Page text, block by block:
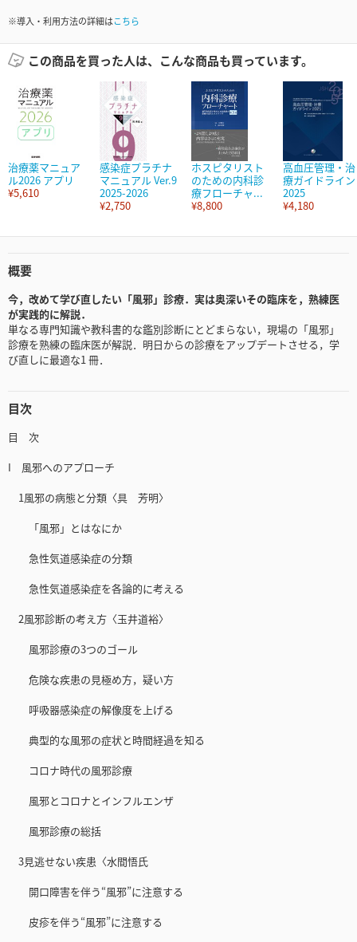
※導入・利用方法の詳細はこちら
この商品を買った人は、こんな商品も買っています。
治療薬マニュア
ル2026 アプリ
¥5,610
感染症プラチナ
マニュアル Ver.9
2025-2026
¥2,750
ホスピタリスト
のための内科診
療フローチャ...
¥8,800
高血圧管理・治
療ガイドライン
2025
¥4,180
概要
今，改めて学び直したい「風邪」診療．実は奥深いその臨床を，熟練医
が実践的に解説．
単なる専門知識や教科書的な鑑別診断にとどまらない，現場の「風邪」
診療を熟練の臨床医が解説．明日からの診療をアップデートさせる，学
び直しに最適な1 冊．
目次
目 次
I 風邪へのアプローチ
1風邪の病態と分類〈具 芳明〉
「風邪」とはなにか
急性気道感染症の分類
急性気道感染症を各論的に考える
2風邪診断の考え方〈玉井道裕〉
風邪診療の3つのゴール
危険な疾患の見極め方，疑い方
呼吸器感染症の解像度を上げる
典型的な風邪の症状と時間経過を知る
コロナ時代の風邪診療
風邪とコロナとインフルエンザ
風邪診療の総括
3見逃せない疾患〈水間悟氏
開口障害を伴う“風邪”に注意する
皮疹を伴う“風邪”に注意する